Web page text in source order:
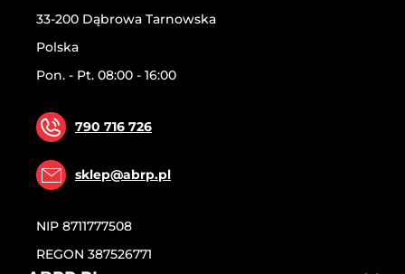
33-200 Dąbrowa Tarnowska
Polska
Pon. - Pt. 08:00 - 16:00
790 716 726
sklep@abrp.pl
NIP 8711777508
REGON 387526771